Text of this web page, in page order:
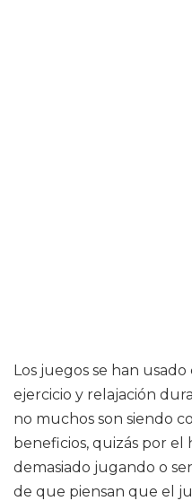
Los juegos se han
ejercicio y relajación
no muchos son siendo
beneficios, quizás por
demasiado jugando o
de que piensan que el